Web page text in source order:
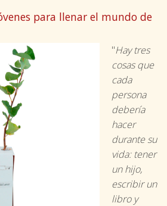
para llenar el mundo de
"Hay tres
cosas que
cada
persona
debería
hacer
durante su
vida: tener
un hijo,
escribir un
libro y